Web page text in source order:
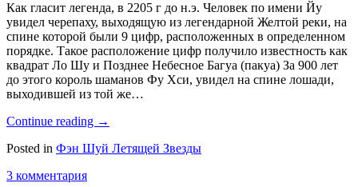
Как гласит легенда, в 2205 г до н.э. Человек по имени Йу
увидел черепаху, выходящую из легендарной Желтой реки, на
спине которой были 9 цифр, расположенных в определенном
порядке. Такое расположение цифр получило известность как
квадрат Ло Шу и Позднее Небесное Багуа (пакуа) За 900 лет
до этого король шаманов Фу Хси, увидел на спине лошади,
выходившей из той же…
Continue reading →
Posted in Фэн Шуй Летящей Звезды
3 комментария